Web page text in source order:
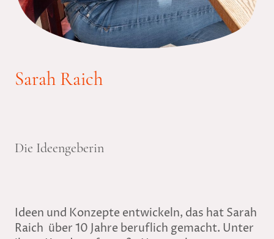
Sarah Raich
Die Ideengeberin
Ideen und Konzepte entwickeln, das hat Sarah
Raich über 10 Jahre beruflich gemacht. Unter